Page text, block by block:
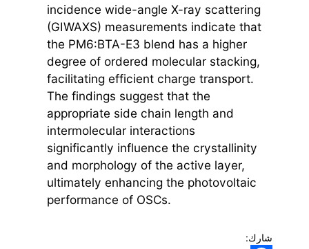
incidence wide-angle X-ray scattering
(GIWAXS) measurements indicate that
the PM6:BTA-E3 blend has a higher
degree of ordered molecular stacking,
facilitating efficient charge transport.
The findings suggest that the
appropriate side chain length and
intermolecular interactions
significantly influence the crystallinity
and morphology of the active layer,
ultimately enhancing the photovoltaic
performance of OSCs.
شارك: